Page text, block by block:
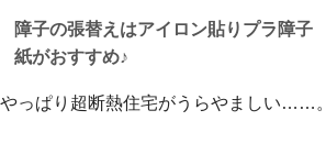
障子の張替えはアイロン貼りプラ障子
紙がおすすめ♪
やっぱり超断熱住宅がうらやましい……。